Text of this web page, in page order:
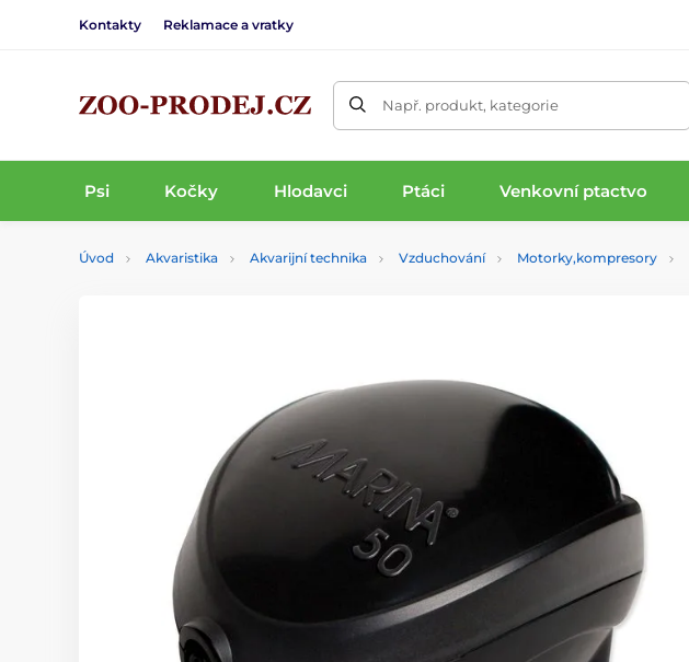
Kontakty Reklamace a vratky
Např. produkt, kategorie
Psi Kočky Hlodavci Ptáci Venkovní ptactvo
Úvod Akvaristika Akvarijní technika Vzduchování Motorky,kompresory